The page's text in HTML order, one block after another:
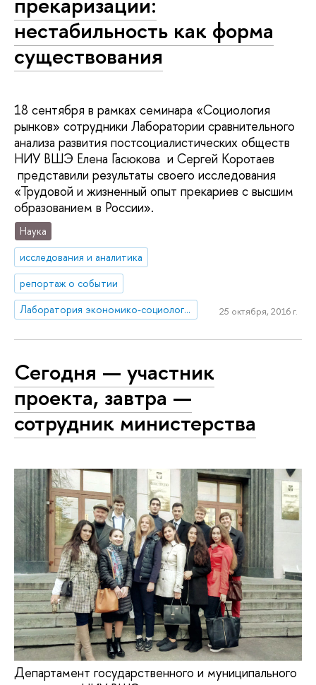
нестабильность как форма
существования
18 сентября в рамках семинара «Социология
рынков» сотрудники Лаборатории сравнительного
анализа развития постсоциалистических обществ
НИУ ВШЭ Елена Гасюкова и Сергей Коротаев
представили результаты своего исследования
«Трудовой и жизненный опыт прекариев с высшим
образованием в России».
Наука
исследования и аналитика
репортаж о событии
Лаборатория экономико-социологических исследований
25 октября, 2016 г.
Сегодня — участник
проекта, завтра —
сотрудник министерства
Департамент государственного и муниципального